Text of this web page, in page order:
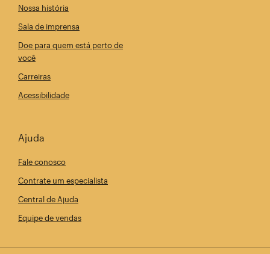
Nossa história
Sala de imprensa
Doe para quem está perto de
você
Carreiras
Acessibilidade
Ajuda
Fale conosco
Contrate um especialista
Central de Ajuda
Equipe de vendas